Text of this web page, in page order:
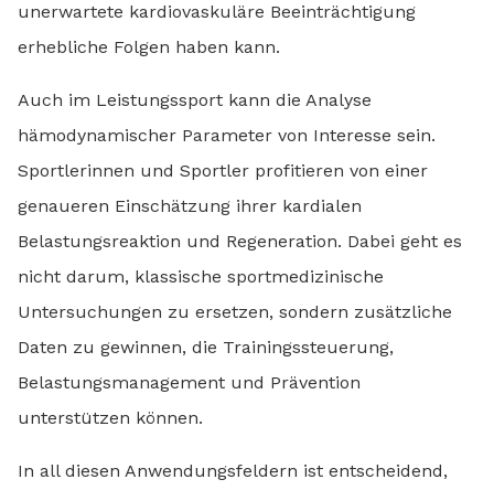
unerwartete kardiovaskuläre Beeinträchtigung
erhebliche Folgen haben kann.
Auch im Leistungssport kann die Analyse
hämodynamischer Parameter von Interesse sein.
Sportlerinnen und Sportler profitieren von einer
genaueren Einschätzung ihrer kardialen
Belastungsreaktion und Regeneration. Dabei geht es
nicht darum, klassische sportmedizinische
Untersuchungen zu ersetzen, sondern zusätzliche
Daten zu gewinnen, die Trainingssteuerung,
Belastungsmanagement und Prävention
unterstützen können.
In all diesen Anwendungsfeldern ist entscheidend,